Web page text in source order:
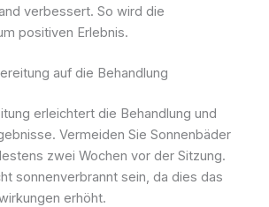
verbessert. So wird die
positiven Erlebnis.
auf die Behandlung
erleichtert die Behandlung und
Vermeiden Sie Sonnenbäder
zwei Wochen vor der Sitzung.
sonnenverbrannt sein, da dies das
erhöht.